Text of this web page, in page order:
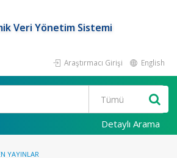
Veri Yönetim Sistemi
Araştırmacı Girişi English
Detaylı Arama
YAYINLAR